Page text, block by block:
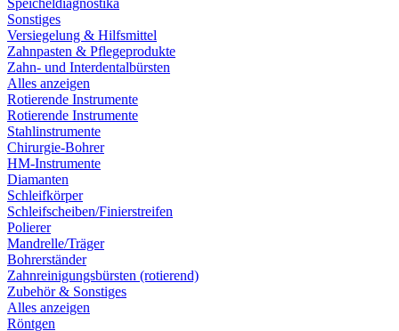
Speicheldiagnostika
Sonstiges
Versiegelung & Hilfsmittel
Zahnpasten & Pflegeprodukte
Zahn- und Interdentalbürsten
Alles anzeigen
Rotierende Instrumente
Rotierende Instrumente
Stahlinstrumente
Chirurgie-Bohrer
HM-Instrumente
Diamanten
Schleifkörper
Schleifscheiben/Finierstreifen
Polierer
Mandrelle/Träger
Bohrerständer
Zahnreinigungsbürsten (rotierend)
Zubehör & Sonstiges
Alles anzeigen
Röntgen